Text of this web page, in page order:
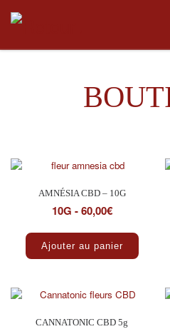
Skip to content
AMNÉSIA CBD – 10G
10G - 60,00€
Ajouter au panier
CANNATONIC CBD 5g